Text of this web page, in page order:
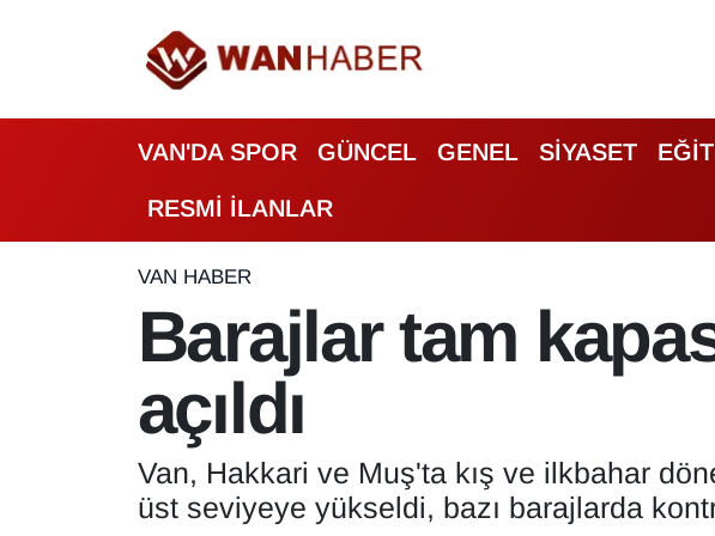
VAN'DA SPOR GÜNCEL GENEL SİYASET
RESMİ İLANLAR
VAN HABER
Barajlar tam
açıldı
Van, Hakkari ve Muş'ta kış ve ilkbahar
üst seviyeye yükseldi, bazı barajlarda
ASAYİŞ
BİLİM VE TEKNOLOJİ
Biyografi
Bölge Haberleri
Deprem
Dernekler, Odalar
Van Nöbetçi Eczaneler
Van Hava Durumu
Van Namaz Vakitleri
Van Trafik Yoğunluk Haritası
Süper Lig Puan Durumu ve Fikstür
Tüm Manşetler
Son Dakika Haberleri
Haber Arşivi